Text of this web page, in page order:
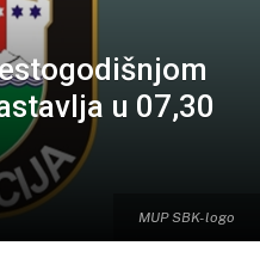
MUP SBK- logo
u 07,30